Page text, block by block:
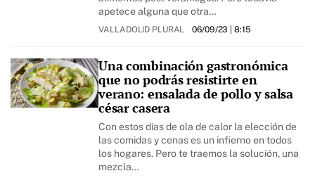
apetece alguna que otra…
VALLADOLID PLURAL 06/09/23 | 8:15
Una combinación gastronómica
que no podrás resistirte en
verano: ensalada de pollo y salsa
césar casera
Con estos días de ola de calor la elección de
las comidas y cenas es un infierno en todos
los hogares. Pero te traemos la solución, una
mezcla…